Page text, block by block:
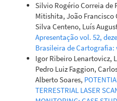
Silvio Rogério Correia de
Mitishita, João Francisco
Silva Centeno, Luís
Apresentação vol. 52,
Brasileira de Cartografia:
Igor Ribeiro Lenartovicz,
Pedro Luiz Faggion,
Alberto Soares,
TERRESTRIAL LASER